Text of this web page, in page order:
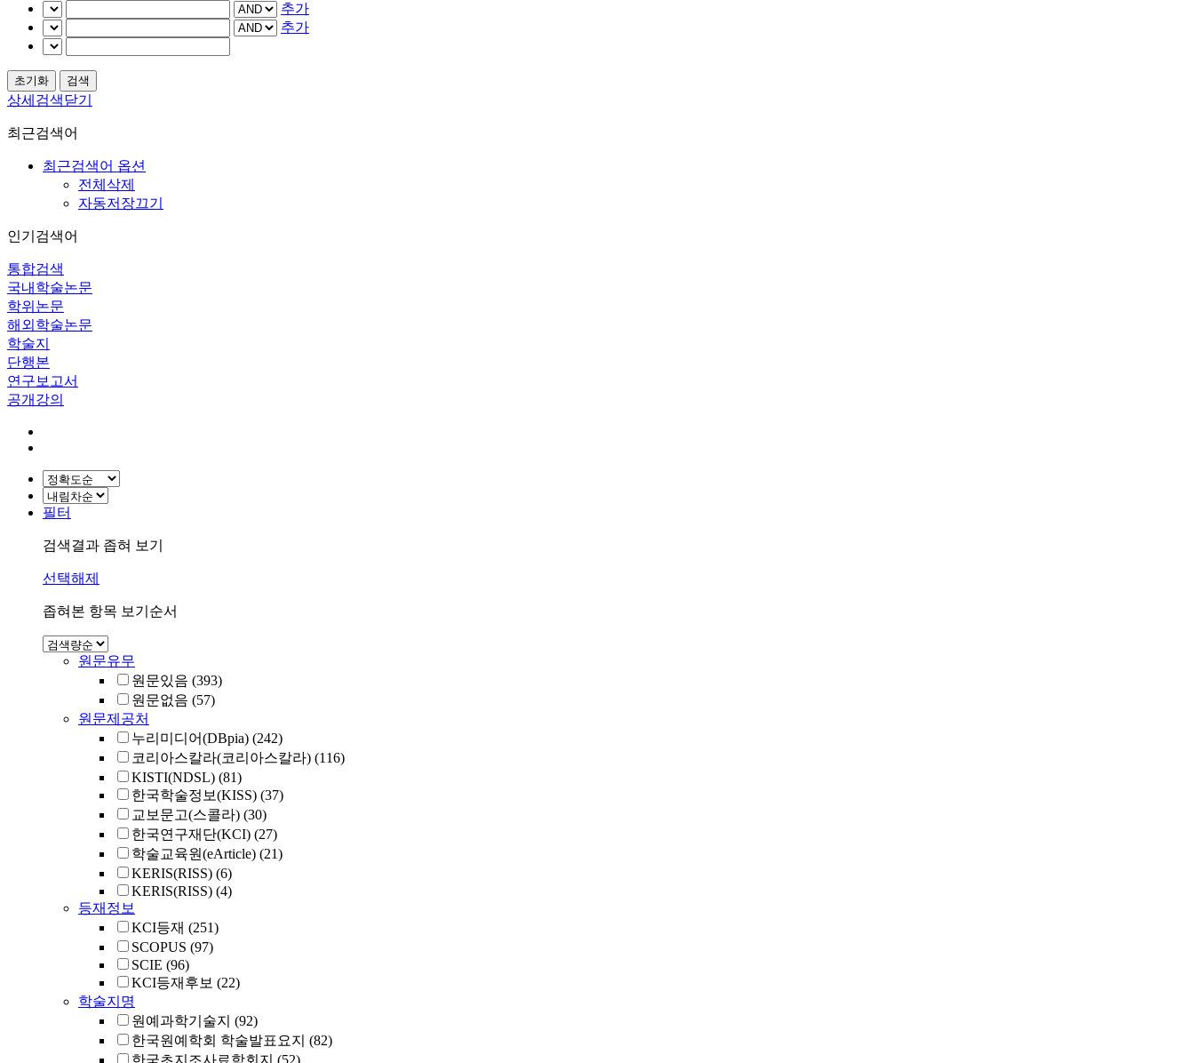
추가
추가
상세검색닫기
최근검색어
최근검색어 옵션
전체삭제
자동저장끄기
인기검색어
통합검색
국내학술논문
학위논문
해외학술논문
학술지
단행본
연구보고서
공개강의
필터
검색결과 좁혀 보기
선택해제
좁혀본 항목 보기순서
원문유무
원문있음 (393)
원문없음 (57)
원문제공처
누리미디어(DBpia) (242)
코리아스칼라(코리아스칼라) (116)
KISTI(NDSL) (81)
한국학술정보(KISS) (37)
교보문고(스콜라) (30)
한국연구재단(KCI) (27)
학술교육원(eArticle) (21)
KERIS(RISS) (6)
KERIS(RISS) (4)
등재정보
KCI등재 (251)
SCOPUS (97)
SCIE (96)
KCI등재후보 (22)
학술지명
원예과학기술지 (92)
한국원예학회 학술발표요지 (82)
한국초지조사료학회지 (52)